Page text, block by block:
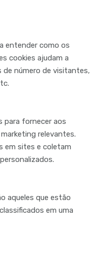
entender como os
cookies ajudam a
número de visitantes,
para fornecer aos
relevantes.
em sites e coletam
aqueles que estão
em uma